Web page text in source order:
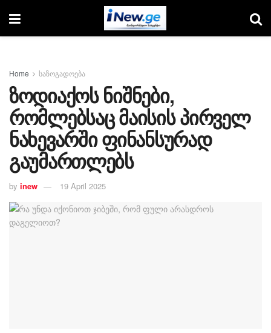
Home საზოგადოება
ზოდიაქოს ნიშნები,
რომლებსაც მაისის პირველ
ნახევარში ფინანსურად
გაუმართლებს
by inew 19 April 2025